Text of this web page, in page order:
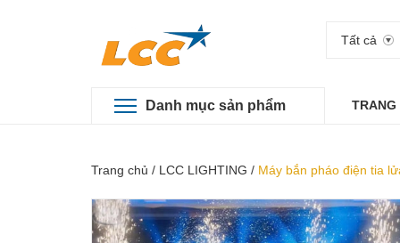
Tất cả
Danh mục sản phẩm TRANG
Trang chủ / LCC LIGHTING / Máy bắn pháo điện tia